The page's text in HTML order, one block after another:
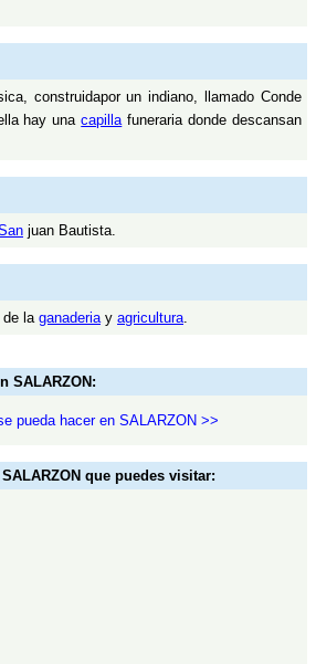
construidapor un indiano, llamado Conde
hay unacapillafuneraria donde descansan
juan Bautista.
de la ganaderiay agricultura.
SALARZON:
pueda hacer en SALARZON >>
que puedes visitar: